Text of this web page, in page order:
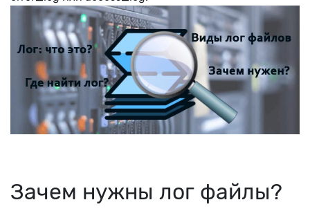
Зачем нужны лог файлы?